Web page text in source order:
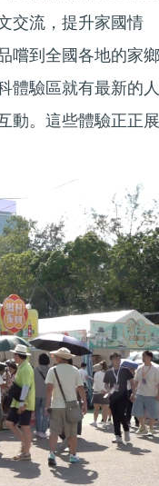
交流，提升家國情
嚐到全國各地的家鄉
體驗區就有最新的人
動。這些體驗正正展